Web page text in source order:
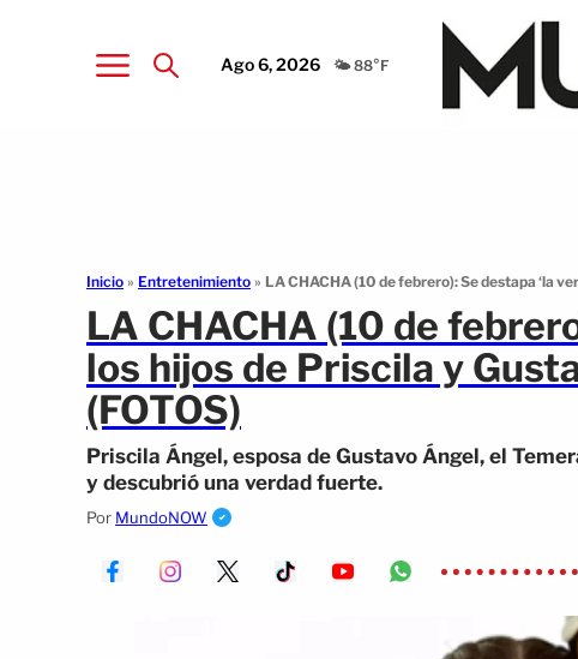
Ago 6, 2026 🌤️ 88°F
Inicio » Entretenimiento » LA CHACHA (10 de febrero): Se destapa ‘la
LA CHACHA (10 de
los hijos de Priscila y
(FOTOS)
Priscila Ángel, esposa de Gustavo Ángel, el
y descubrió una verdad fuerte.
Por MundoNOW